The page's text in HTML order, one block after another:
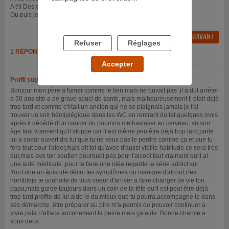
A t’il Des centres qui peuvent m’aider à résoudre ce problème ?
Ou puis je en parler ?
FIL PRÉCÉDENT FIL SUIVANT
1 RÉPONSE
Profil supprimé
Bonjour mon père a fumer comme le tien mais ne buvait pas ,il a dut arrêter
a 50 ans site a de grave souci de santé, mais malheureusement il était déjà
trop tard et comme c'était un ancien qui ne se plaignais jamais je l'ai
trouver un soir hémiplégique dans les WC en rentrant du taf,quelques mois
après il décédé d'un cancer du poumon methastaser au cerveau, vu son
âge faut vraiment qu'il stoppe car il est même peu être déjà trop tard,parle
lui a coeur ouvert dis lui que tu ne veux pas le perdre comme ça et que tu
fera tout pour l'aider,mais dit toi qu'avec d'aussi vieille habitude ce sera très
dur,mais ave ton soutien pourquoi pas pour l'alcool faut vraiment qu'il ai
une aide médicale ,pour te faire une idée regarde la série addict sur
YouTube un épisode décrit les symptômes du manque d'alcool,c'est
horribleje te souhaite de tous coeur d'arriver a faire changer de vie ton
papa,mais garde toujours dans un coin de ta tête qu'il est peut être déjà
trop tard,profite de lui aide le du mieux que tu pourra,accompagne le dans
ses démarche ,être préparer au pire m'a permis de pouvoir continuer a
vivre,cela n'efface aucunement la peine mais ça aide. Bonne chance a
vous deux
Refuser Réglages
Accepter